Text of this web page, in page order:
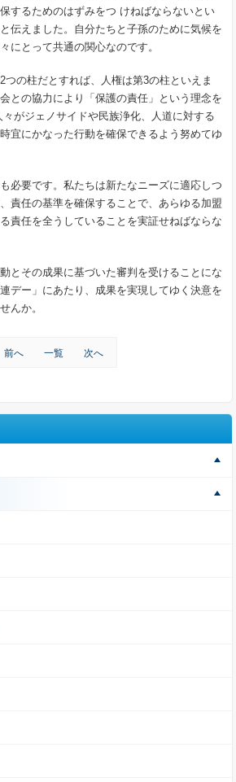
するためのはずみをつ けねばならないとい
伝えました。自分たちと子孫のために気候を
にとって共通の関心なのです。
つの柱だとすれば、人権は第3の柱といえま
との協力により「保護の責任」という理念を
がジェノサイドや民族浄化、人道に対する
宜にかなった行動を確保できるよう努めてゆ
必要です。私たちは新たなニーズに適応しつ
責任の基準を確保することで、あらゆる加盟
責任を全うしていることを実証せねばならな
とその成果に基づいた審判を受けることにな
デー」にあたり、成果を実現してゆく決意を
んか。
前へ 一覧 次へ